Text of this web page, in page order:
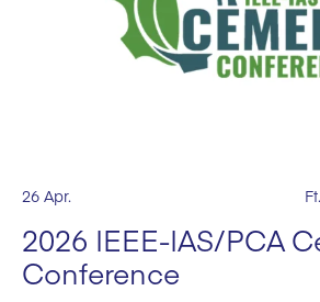
26 Apr.
2026 IEEE-IAS/PCA
Conference